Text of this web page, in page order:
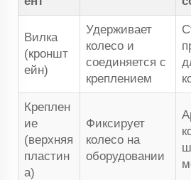
Вилка
(кроншт
ейн)
Удерживает
колесо и
соединяется с
креплением
Креплен
ие
(верхняя
пластин
а)
Фиксирует
колесо на
оборудовании